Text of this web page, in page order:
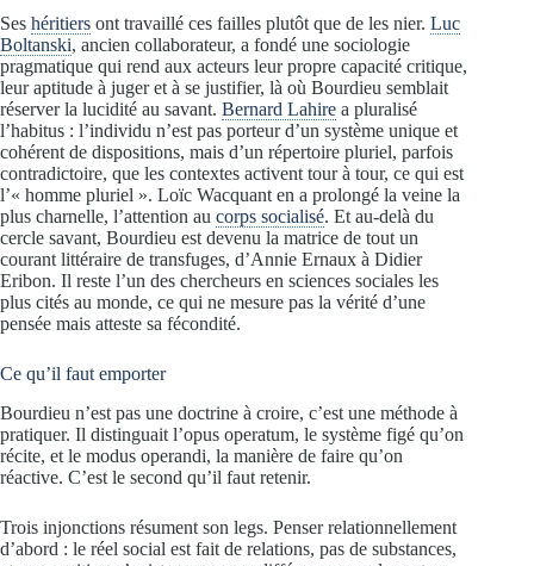
Ses héritiers ont travaillé ces failles plutôt que de les nier. Luc
Boltanski, ancien collaborateur, a fondé une sociologie
pragmatique qui rend aux acteurs leur propre capacité critique,
leur aptitude à juger et à se justifier, là où Bourdieu semblait
réserver la lucidité au savant. Bernard Lahire a pluralisé
l’habitus : l’individu n’est pas porteur d’un système unique et
cohérent de dispositions, mais d’un répertoire pluriel, parfois
contradictoire, que les contextes activent tour à tour, ce qui est
l’« homme pluriel ». Loïc Wacquant en a prolongé la veine la
plus charnelle, l’attention au corps socialisé. Et au-delà du
cercle savant, Bourdieu est devenu la matrice de tout un
courant littéraire de transfuges, d’Annie Ernaux à Didier
Eribon. Il reste l’un des chercheurs en sciences sociales les
plus cités au monde, ce qui ne mesure pas la vérité d’une
pensée mais atteste sa fécondité.
Ce qu’il faut emporter
Bourdieu n’est pas une doctrine à croire, c’est une méthode à
pratiquer. Il distinguait l’opus operatum, le système figé qu’on
récite, et le modus operandi, la manière de faire qu’on
réactive. C’est le second qu’il faut retenir.
Trois injonctions résument son legs. Penser relationnellement
d’abord : le réel social est fait de relations, pas de substances,